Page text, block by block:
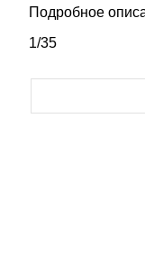
Подробное
1/35